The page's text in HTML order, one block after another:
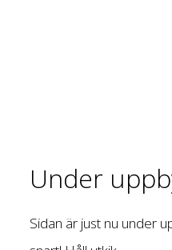
Under
Sidan är just nu under